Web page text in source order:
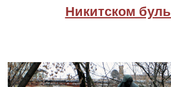
Никитском